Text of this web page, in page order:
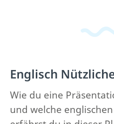
Englisch
Wie du eine
und welche